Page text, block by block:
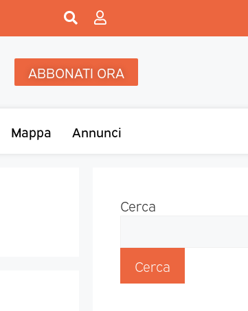
ABBONATI ORA
Mappa Annunci
Cerca
Cerca